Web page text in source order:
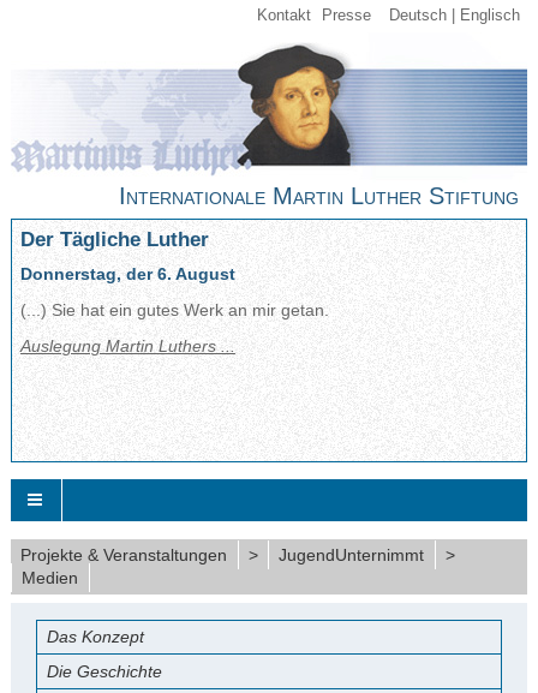
Kontakt Presse Deutsch Englisch
Internationale Martin Luther Stiftung
Der Tägliche Luther
Donnerstag, der 6. August
(...) Sie hat ein gutes Werk an mir getan.
Auslegung Martin Luthers ...
Projekte & Veranstaltungen > JugendUnternimmt
>
Medien
Das Konzept
Die Geschichte